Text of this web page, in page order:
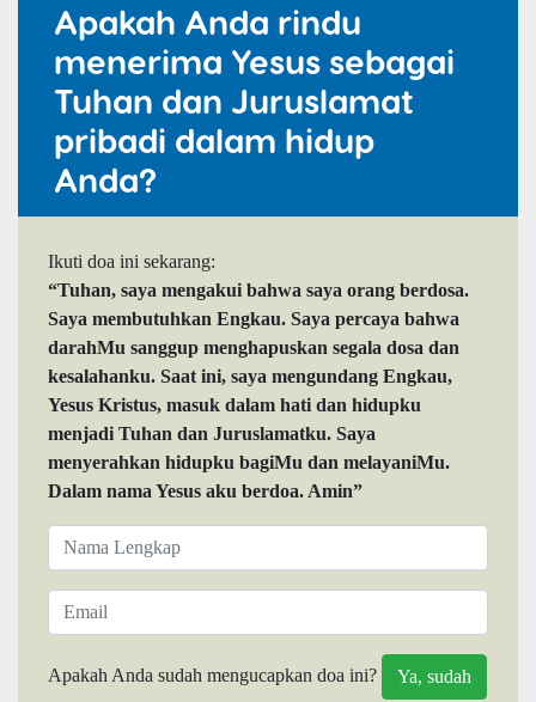
Apakah Anda rindu
menerima Yesus sebagai
Tuhan dan Juruslamat
pribadi dalam hidup
Anda?
Ikuti doa ini sekarang:
“Tuhan, saya mengakui bahwa saya orang berdosa.
Saya membutuhkan Engkau. Saya percaya bahwa
darahMu sanggup menghapuskan segala dosa dan
kesalahanku. Saat ini, saya mengundang Engkau,
Yesus Kristus, masuk dalam hati dan hidupku
menjadi Tuhan dan Juruslamatku. Saya
menyerahkan hidupku bagiMu dan melayaniMu.
Dalam nama Yesus aku berdoa. Amin”
Apakah Anda sudah mengucapkan doa ini?